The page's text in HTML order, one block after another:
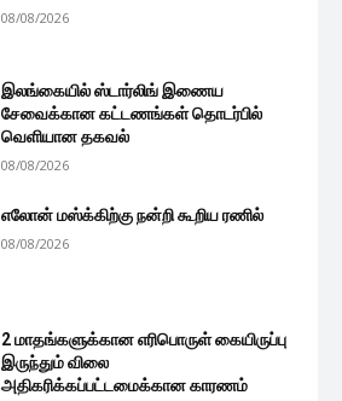
08/08/2026
இலங்கையில் ஸ்டார்லிங் இணைய
சேவைக்கான கட்டணங்கள் தொடர்பில்
வெளியான தகவல்
08/08/2026
எலோன் மஸ்க்கிற்கு நன்றி கூறிய ரணில்
08/08/2026
2 மாதங்களுக்கான எரிபொருள் கையிருப்பு
இருந்தும் விலை
அதிகரிக்கப்பட்டமைக்கான காரணம்